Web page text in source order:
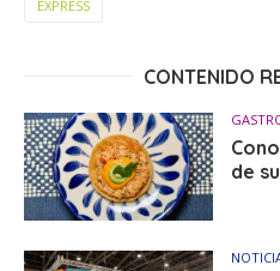
EXPRESS
CONTENIDO
de